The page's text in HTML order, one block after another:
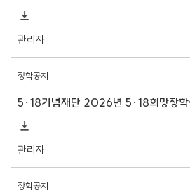
관리자
장학공지
5·18기념재단 2026년 5·18희망장학
관리자
장학공지